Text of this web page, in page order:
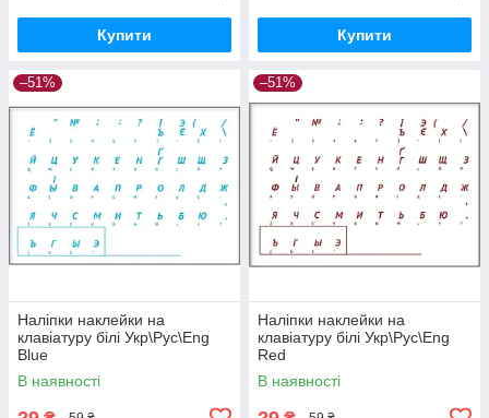
Купити Купити
–51%
Наліпки наклейки на
клавіатуру білі Укр\Рус\Eng
Blue
В наявності
–51%
Наліпки наклейки на
клавіатуру білі Укр\Рус\Eng
Red
В наявності